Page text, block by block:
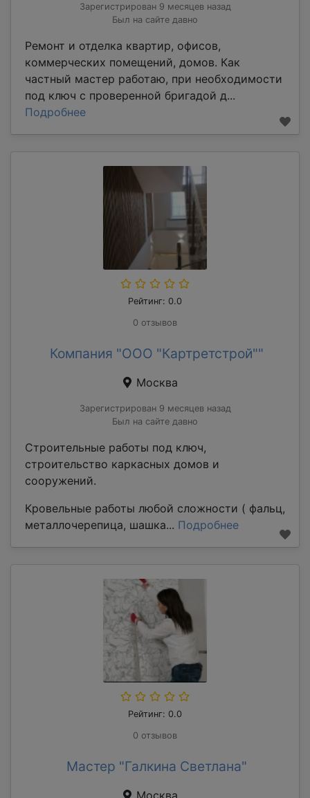
Зарегистрирован 9 месяцев назад
Был на сайте давно
Ремонт и отделка квартир, офисов,
коммерческих помещений, домов. Как
частный мастер работаю, при необходимости
под ключ с проверенной бригадой д...
Подробнее
Рейтинг: 0.0
0 отзывов
Компания "ООО "Картретстрой""
Москва
Зарегистрирован 9 месяцев назад
Был на сайте давно
Строительные работы под ключ,
строительство каркасных домов и
сооружений.
Кровельные работы любой сложности ( фальц,
металлочерепица, шашка... Подробнее
Рейтинг: 0.0
0 отзывов
Мастер "Галкина Светлана"
Москва